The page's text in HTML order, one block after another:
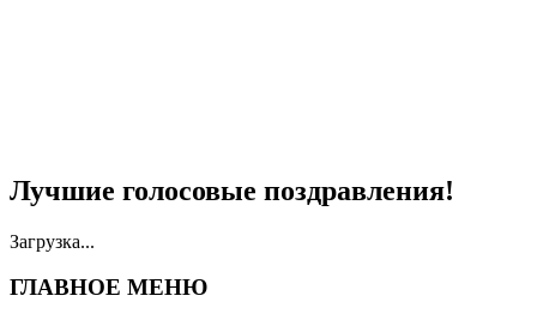
Лучшие голосовые поздравления!
Загрузка...
ГЛАВНОЕ МЕНЮ